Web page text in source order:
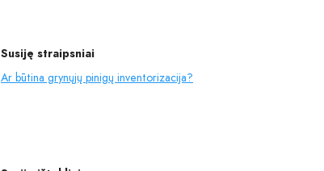
Susiję straipsniai
Ar būtina grynųjų pinigų inventorizacija?